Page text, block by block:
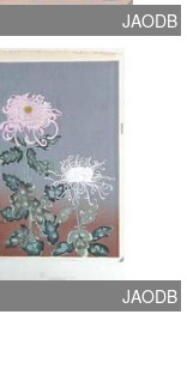
JAODB
JAODB